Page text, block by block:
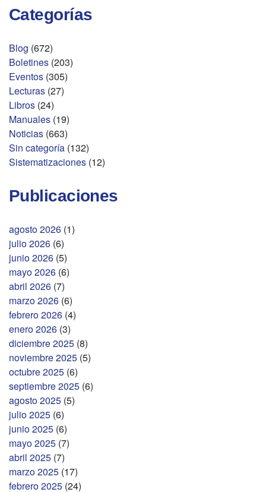
Categorías
Blog (672)
Boletines (203)
Eventos (305)
Lecturas (27)
Libros (24)
Manuales (19)
Noticias (663)
Sin categoría (132)
Sistematizaciones (12)
Publicaciones
agosto 2026 (1)
julio 2026 (6)
junio 2026 (5)
mayo 2026 (6)
abril 2026 (7)
marzo 2026 (6)
febrero 2026 (4)
enero 2026 (3)
diciembre 2025 (8)
noviembre 2025 (5)
octubre 2025 (6)
septiembre 2025 (6)
agosto 2025 (5)
julio 2025 (6)
junio 2025 (6)
mayo 2025 (7)
abril 2025 (7)
marzo 2025 (17)
febrero 2025 (24)